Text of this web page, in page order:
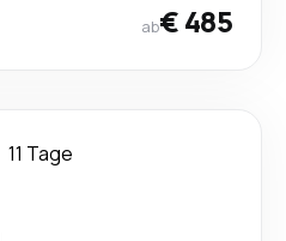
ab€ 485
11 Tage